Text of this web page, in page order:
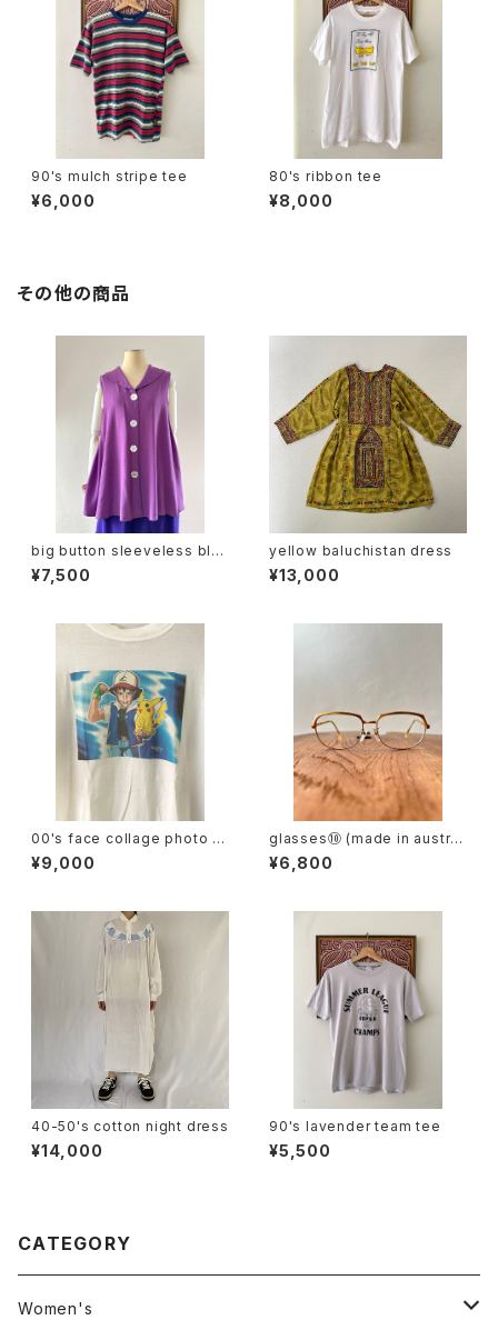
90's mulch stripe tee
¥6,000
80's ribbon tee
¥8,000
その他の商品
big button sleeveless blo
use
¥7,500
yellow baluchistan dress
¥13,000
00's face collage photo te
e
¥9,000
glasses⑩ (made in austri
a)
¥6,800
40-50's cotton night dress
¥14,000
90's lavender team tee
¥5,500
CATEGORY
Women's